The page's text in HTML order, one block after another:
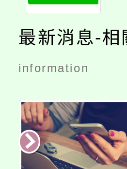
最新消息-相
information